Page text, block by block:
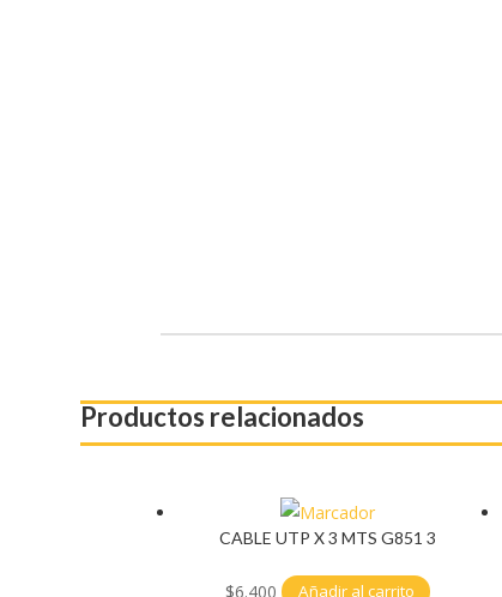
Productos relacionados
CABLE UTP X 3 MTS G851 3
$6.400 Añadir al carrito